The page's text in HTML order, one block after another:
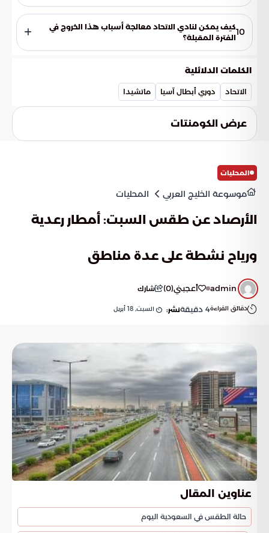
المتتالي. بالإضافة إلى ذلك، تثار تساؤلات حول مدى فاعلية الخطط
البدنية والذهنية المتبعة لمواجهة الفرق الآسيوية المتطورة التي10كيف يمكن لنادي الاتحاد معالجة أسباب هذا الخروج في
الفترة المقبلة؟
والإدارية التي أدت لهذا التعثر. يجب العمل على وضع معايير تضمن
تداخل البطولات المختلفة.
الكلمات الدلائلية
الاتحاد دوري أبطال آسيا ماتشيدا
عرض الكومنتات
المحليات
موسوعة الخليج العربي المحليات
الأرصاد عن طقس السبت: أمطار رعدية
ورياح نشطة على عدة مناطق
admin أعجبني(
0
) شارك
دقائق القراءة4 دقيقةنشر: السبت, 18 أبريل
عناوين المقال
حالة الطقس في السعودية اليوم